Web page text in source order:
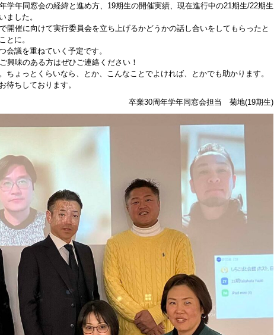
学年同窓会の経緯と進め方、19期生の開催実績、現在進行中の21期生/22期生
ました。
開催に向けて実行委員会を立ち上げるかどうかの話し合いをしてもらったと
とに。
会議を重ねていく予定です。
興味のある方はぜひご連絡ください！
ちょっとくらいなら、とか、こんなことでよければ、とかでも助かります。
待ちしております。
卒業30周年学年同窓会担当 菊地(19期生)